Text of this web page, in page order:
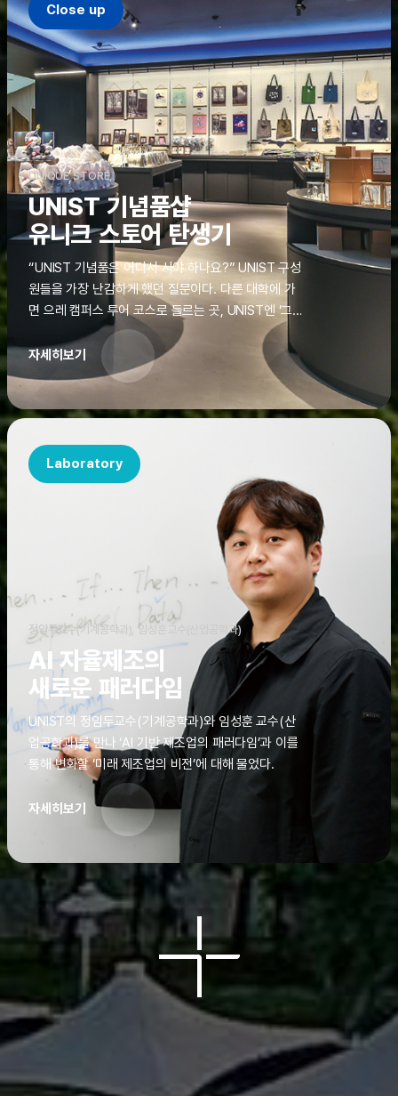
Close up
UNIQUE STORE
UNIST 기념품샵
유니크 스토어 탄생기
“UNIST 기념품은 어디서 사야 하나요?” UNIST 구성
원들을 가장 난감하게 했던 질문이다. 다른 대학에 가
면 으레 캠퍼스 투어 코스로 들르는 곳, UNIST엔 ‘그
것’이 없었다. 학교 탐방을 왔던 고등학생도, 자녀를 방
문하러 온 학부모도 빈손으로 돌려보내야 했던 아쉬움
을 달래줄 공간이 ‘유니크 스토어(UNIQUE
STORE)’라는 이름으로 지난해 11월 문을 열었다.
자세히보기
Laboratory
정임두교수(기계공학과), 임성훈교수(산업공학과)
AI 자율제조의
새로운 패러다임
UNIST의 정임두교수(기계공학과)와 임성훈 교수(산
업공학과)를 만나 ‘AI 기반 제조업의 패러다임’과 이를
통해 변화할 ‘미래 제조업의 비전’에 대해 물었다.
자세히보기